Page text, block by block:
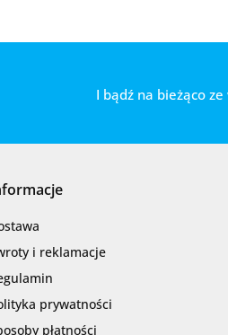
I bądź na bieżąco
i reklamacje
prywatności
płatności